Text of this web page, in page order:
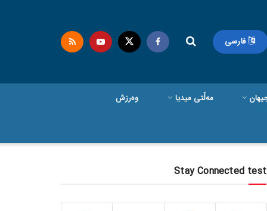
فارسی
مەڵتی میدیا وەرزش
Stay Connected test